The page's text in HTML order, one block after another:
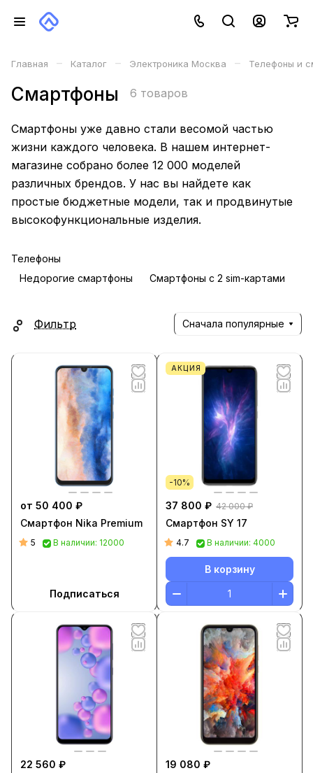
Главная – Каталог – Электроника Москва – Телефоны и
Смартфоны 6 товаров
Смартфоны уже давно стали весомой частью
жизни каждого человека. В нашем интернет-
магазине собрано более 12 000 моделей
различных брендов. У нас вы найдете как
простые бюджетные модели, так и продвинутые
высокофункциональные изделия.
Телефоны
Недорогие смартфоны
Смартфоны с 2 sim-картами
Фильтр Сначала популярные
от 50 400 ₽
Смартфон Nika Premium
5 В наличии: 12000
Подписаться
АКЦИЯ
-10%
37 800 ₽ 42 000 ₽
Смартфон SY 17
4.7 В наличии: 4000
В корзину
22 560 ₽
19 080 ₽